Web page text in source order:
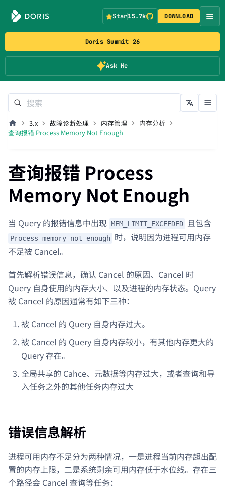
Doris Summit 26
Ask Me
Star15.7k DOWNLOAD
3.x 故障诊断处理 内存管理
内存分析
查询报错 Process Memory Not Enough
查询报错 Process
Memory Not Enough
当 Query 的报错信息中出现 MEM_LIMIT_EXCEEDED 且包含
Process memory not enough 时，说明因为进程可用内存
不足被 Cancel。
首先解析错误信息，确认 Cancel 的原因、Cancel 时
Query 自身使用的内存大小、以及进程的内存状态。Query
被 Cancel 的原因通常有如下三种：
被 Cancel 的 Query 自身内存过大。
被 Cancel 的 Query 自身内存较小，有其他内存更大的
Query 存在。
全局共享的 Cahce、元数据等内存过大，或者查询和导
入任务之外的其他任务内存过大
错误信息解析
进程可用内存不足分为两种情况，一是进程当前内存超出配
置的内存上限，二是系统剩余可用内存低于水位线。存在三
个路径会 Cancel 查询等任务：